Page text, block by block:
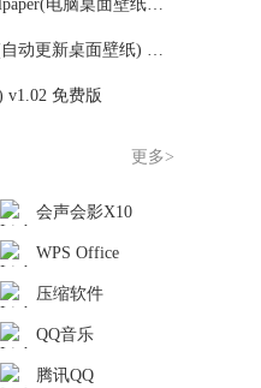
My Daily Space Wallpaper(电脑桌面壁纸自动换软件) v6.70 绿色版
My Daily Wallpaper(自动更新桌面壁纸) v6.55 绿色版
v1.02 免费版
更多>
会声会影X10
WPS Office
压缩软件
QQ音乐
腾讯QQ